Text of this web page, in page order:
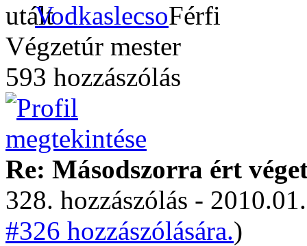
Vodkaslecso
Végzetúr mester
593 hozzászólás
Re: Másodszorra ért
328. hozzászólás -
#326 hozzászólására.)